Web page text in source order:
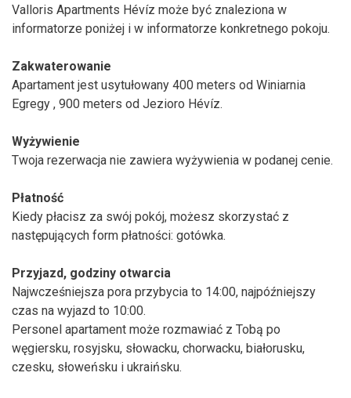
Valloris Apartments Hévíz może być znaleziona w
informatorze poniżej i w informatorze konkretnego pokoju.
Zakwaterowanie
Apartament jest usytułowany 400 meters od Winiarnia
Egregy , 900 meters od Jezioro Hévíz.
Wyżywienie
Twoja rezerwacja nie zawiera wyżywienia w podanej cenie.
Płatność
Kiedy płacisz za swój pokój, możesz skorzystać z
następujących form płatności: gotówka.
Przyjazd, godziny otwarcia
Najwcześniejsza pora przybycia to 14:00, najpóźniejszy
czas na wyjazd to 10:00.
Personel apartament może rozmawiać z Tobą po
węgiersku, rosyjsku, słowacku, chorwacku, białorusku,
czesku, słoweńsku i ukraińsku.